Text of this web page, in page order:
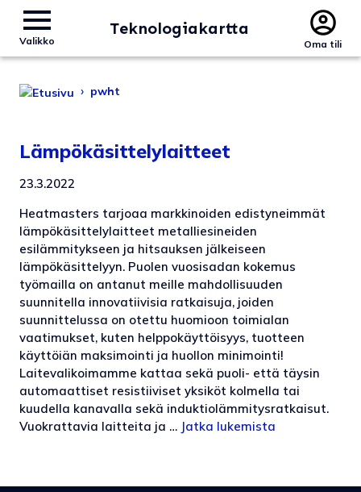
Valikko
Teknologiakartta
Oma tili
› pwht
Lämpökäsittelylaitteet
23.3.2022
Heatmasters tarjoaa markkinoiden edistyneimmät
lämpökäsittelylaitteet metalliesineiden
esilämmitykseen ja hitsauksen jälkeiseen
lämpökäsittelyyn. Puolen vuosisadan kokemus
työmailla on antanut meille mahdollisuuden
suunnitella innovatiivisia ratkaisuja, joiden
suunnittelussa on otettu huomioon toimialan
vaatimukset, kuten helppokäyttöisyys, tuotteen
käyttöiän maksimointi ja huollon minimointi!
Laitevalikoimamme kattaa sekä puoli- että täysin
automaattiset resistiiviset yksiköt kolmella tai
kuudella kanavalla sekä induktiolämmitysratkaisut.
Vuokrattavia laitteita ja … Jatka lukemista